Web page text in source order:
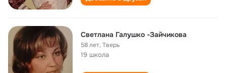
Светлана Галушко -Зайчикова
58 лет,Тверь
19 школа